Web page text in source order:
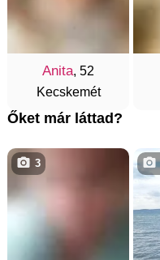
Anita, 52
Kecskemét
Őket már láttad?
3